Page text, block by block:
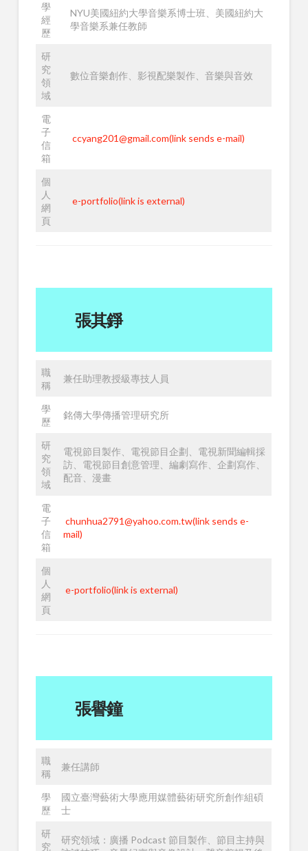
學
經
歷
NYU美國紐約大學音樂系博士班、美國紐約大
學音樂系兼任教師
研
究
領
域
數位音樂創作、影視配樂製作、音樂與音效
電
子
信
箱
ccyang201@gmail.com(link sends e-mail)
個
人
網
頁
e-portfolio(link is external)
張其錚
職
稱
兼任助理教授級專技人員
學
歷
銘傳大學傳播管理研究所
研
究
領
域
電視節目製作、電視節目企劃、電視新聞編輯採
訪、電視節目創意管理、編劇寫作、企劃寫作、
配音、漫畫
電
子
信
箱
chunhua2791@yahoo.com.tw(link sends e-
mail)
個
人
網
頁
e-portfolio(link is external)
張譽鐘
職
稱
兼任講師
學
歷
國立臺灣藝術大學應用媒體藝術研究所創作組碩
士
研
究
研究領域：廣播 Podcast 節目製作、節目主持與